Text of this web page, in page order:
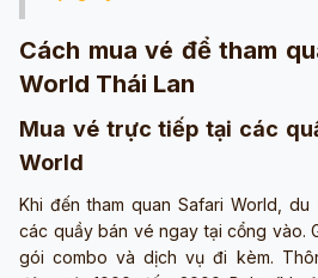
Cách mua vé để tham
World Thái Lan
Mua vé trực tiếp tại các
World
Khi đến tham quan Safari World,
các quầy bán vé ngay tại cổng vào.
gói combo và dịch vụ đi kèm.